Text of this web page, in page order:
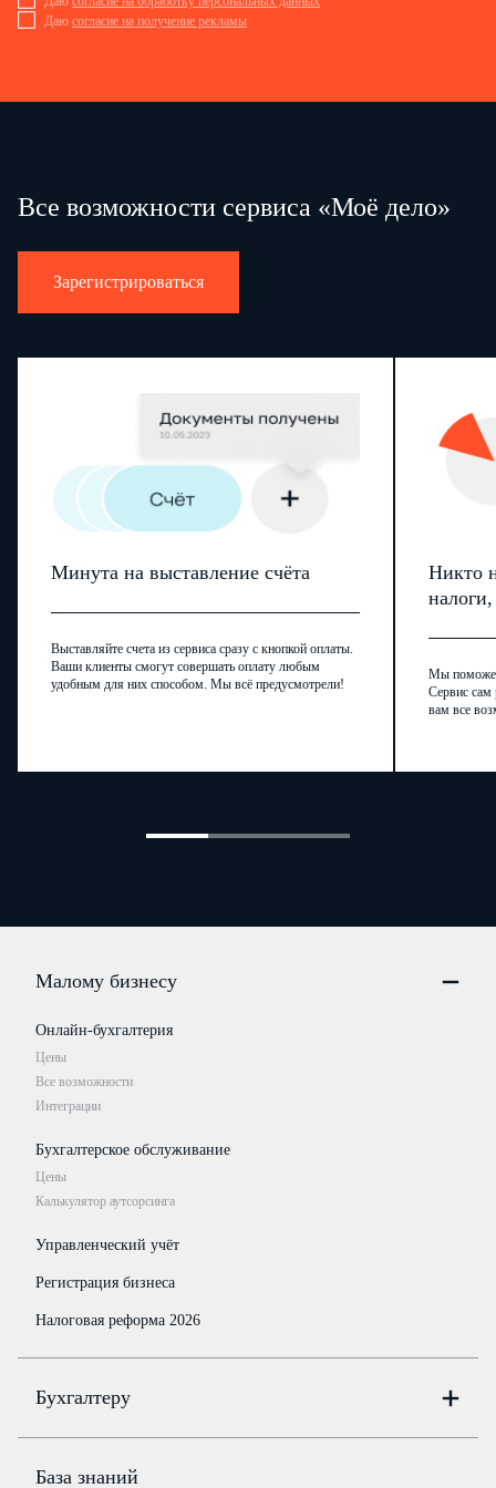
Даю согласие на получение рекламы
Все возможности сервиса «Моё дело»
Зарегистрироваться
Минута на выставление счёта
Выставляйте счета из сервиса сразу с кнопкой оплаты.
Ваши клиенты смогут совершать оплату любым
удобным для них способом. Мы всё предусмотрели!
Никто
Мы
Сервис сам
вам все
Малому бизнесу
Онлайн-бухгалтерия
Цены
Все возможности
Интеграции
Бухгалтерское обслуживание
Цены
Калькулятор аутсорсинга
Управленческий учёт
Регистрация бизнеса
Налоговая реформа 2026
Бухгалтеру
Цены
База знаний